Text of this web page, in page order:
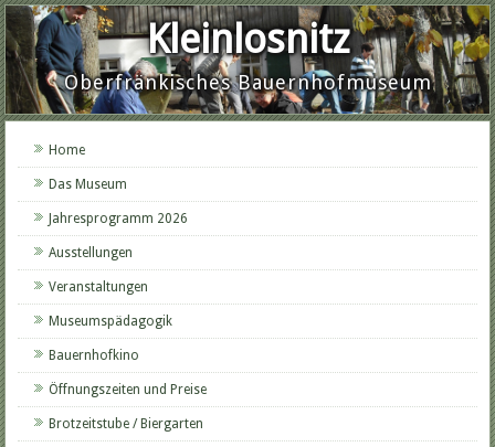
Kleinlosnitz
Oberfränkisches Bauernhofmuseum
Home
Das Museum
Jahresprogramm 2026
Ausstellungen
Veranstaltungen
Museumspädagogik
Bauernhofkino
Öffnungszeiten und Preise
Brotzeitstube / Biergarten